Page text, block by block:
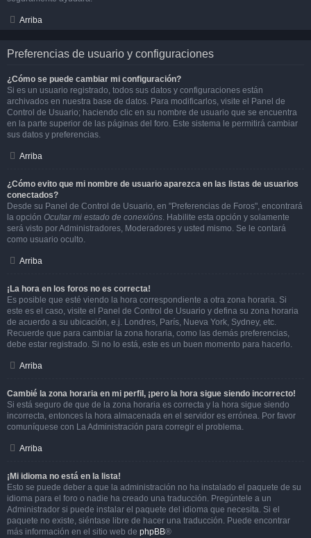
Arriba
Preferencias de usuario y configuraciones
¿Cómo se puede cambiar mi configuración?
Si es un usuario registrado, todos sus datos y configuraciones están
archivados en nuestra base de datos. Para modificarlos, visite el Panel de
Control de Usuario; haciendo clic en su nombre de usuario que se encuentra
en la parte superior de las páginas del foro. Este sistema le permitirá cambiar
sus datos y preferencias.
Arriba
¿Cómo evito que mi nombre de usuario aparezca en las listas de usuarios
conectados?
Desde su Panel de Control de Usuario, en "Preferencias de Foros", encontrará
la opción Ocultar mi estado de conexións. Habilite esta opción y solamente
será visto por Administradores, Moderadores y usted mismo. Se le contará
como usuario oculto.
Arriba
¡La hora en los foros no es correcta!
Es posible que esté viendo la hora correspondiente a otra zona horaria. Si
este es el caso, visite el Panel de Control de Usuario y defina su zona horaria
de acuerdo a su ubicación, e.j. Londres, París, Nueva York, Sydney, etc.
Recuerde que para cambiar la zona horaria, como las demás preferencias,
debe estar registrado. Si no lo está, este es un buen momento para hacerlo.
Arriba
Cambié la zona horaria en mi perfil, ¡pero la hora sigue siendo incorrecto!
Si está seguro de que de la zona horaria es correcta y la hora sigue siendo
incorrecta, entonces la hora almacenada en el servidor es errónea. Por favor
comuníquese con La Administración para corregir el problema.
Arriba
¡Mi idioma no está en la lista!
Esto se puede deber a que la administración no ha instalado el paquete de su
idioma para el foro o nadie ha creado una traducción. Pregúntele a un
Administrador si puede instalar el paquete del idioma que necesita. Si el
paquete no existe, siéntase libre de hacer una traducción. Puede encontrar
más información en el sitio web de phpBB®